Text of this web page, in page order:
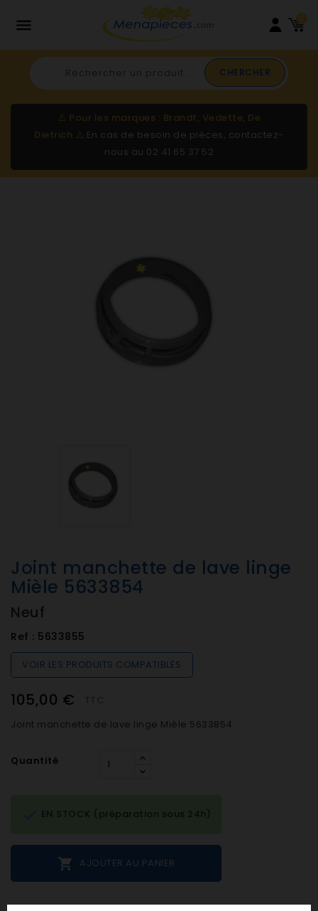
 0
CHERCHER
⚠️ Pour les marques : Brandt, Vedette, De
Dietrich ⚠️ En cas de besoin de pièces, contactez-
nous au 02 41 65 37 52
Joint manchette de lave linge
Mièle 5633854
Neuf
Ref : 5633855
VOIR LES PRODUITS COMPATIBLES
105,00 €
Joint manchette de lave linge Mièle 5633854
Quantité
 AJOUTER AU PANIER
EN STOCK (préparation sous 24h)